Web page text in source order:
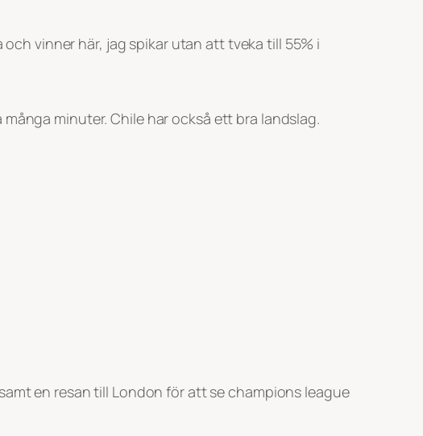
vinner här, jag spikar utan att tveka till 55% i
minuter. Chile har också ett bra landslag.
en resan till London för att se champions league